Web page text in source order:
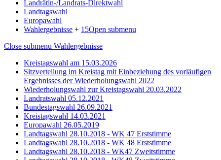
Landrätin-/Landrats-Direktwahl
Landtagswahl
Europawahl
Wahlergebnisse + 15Open submenu
Close submenu Wahlergebnisse
Kreistagswahl am 15.03.2026
Sitzverteilung im Kreistag mit Einbeziehung des vorläufigen
Ergebnisses der Wiederholungswahl 2022
Wiederholungswahl zur Kreistagswahl 20.03.2022
Landratswahl 05.12.2021
Bundestagswahl 26.09.2021
Kreistagswahl 14.03.2021
Europawahl 26.05.2019
Landtagswahl 28.10.2018 - WK 47 Erststimme
Landtagswahl 28.10.2018 - WK 48 Erststimme
Landtagswahl 28.10.2018 - WK47 Zweitstimme